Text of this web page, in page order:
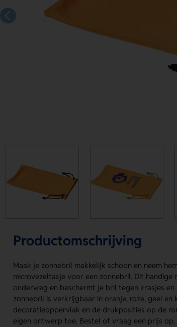
Productomschrijving
Maak je zonnebril makkelijk schoon en neem
microvezeltasje voor een zonnebril. Dit
onderweg en beschermt je bril tegen krasjes
zonnebril is verkrijgbaar in oranje, roze, geel
decoratieoppervlak en de drukposities op de
eigen ontwerp toe. Bestel of vraag een prijs op.